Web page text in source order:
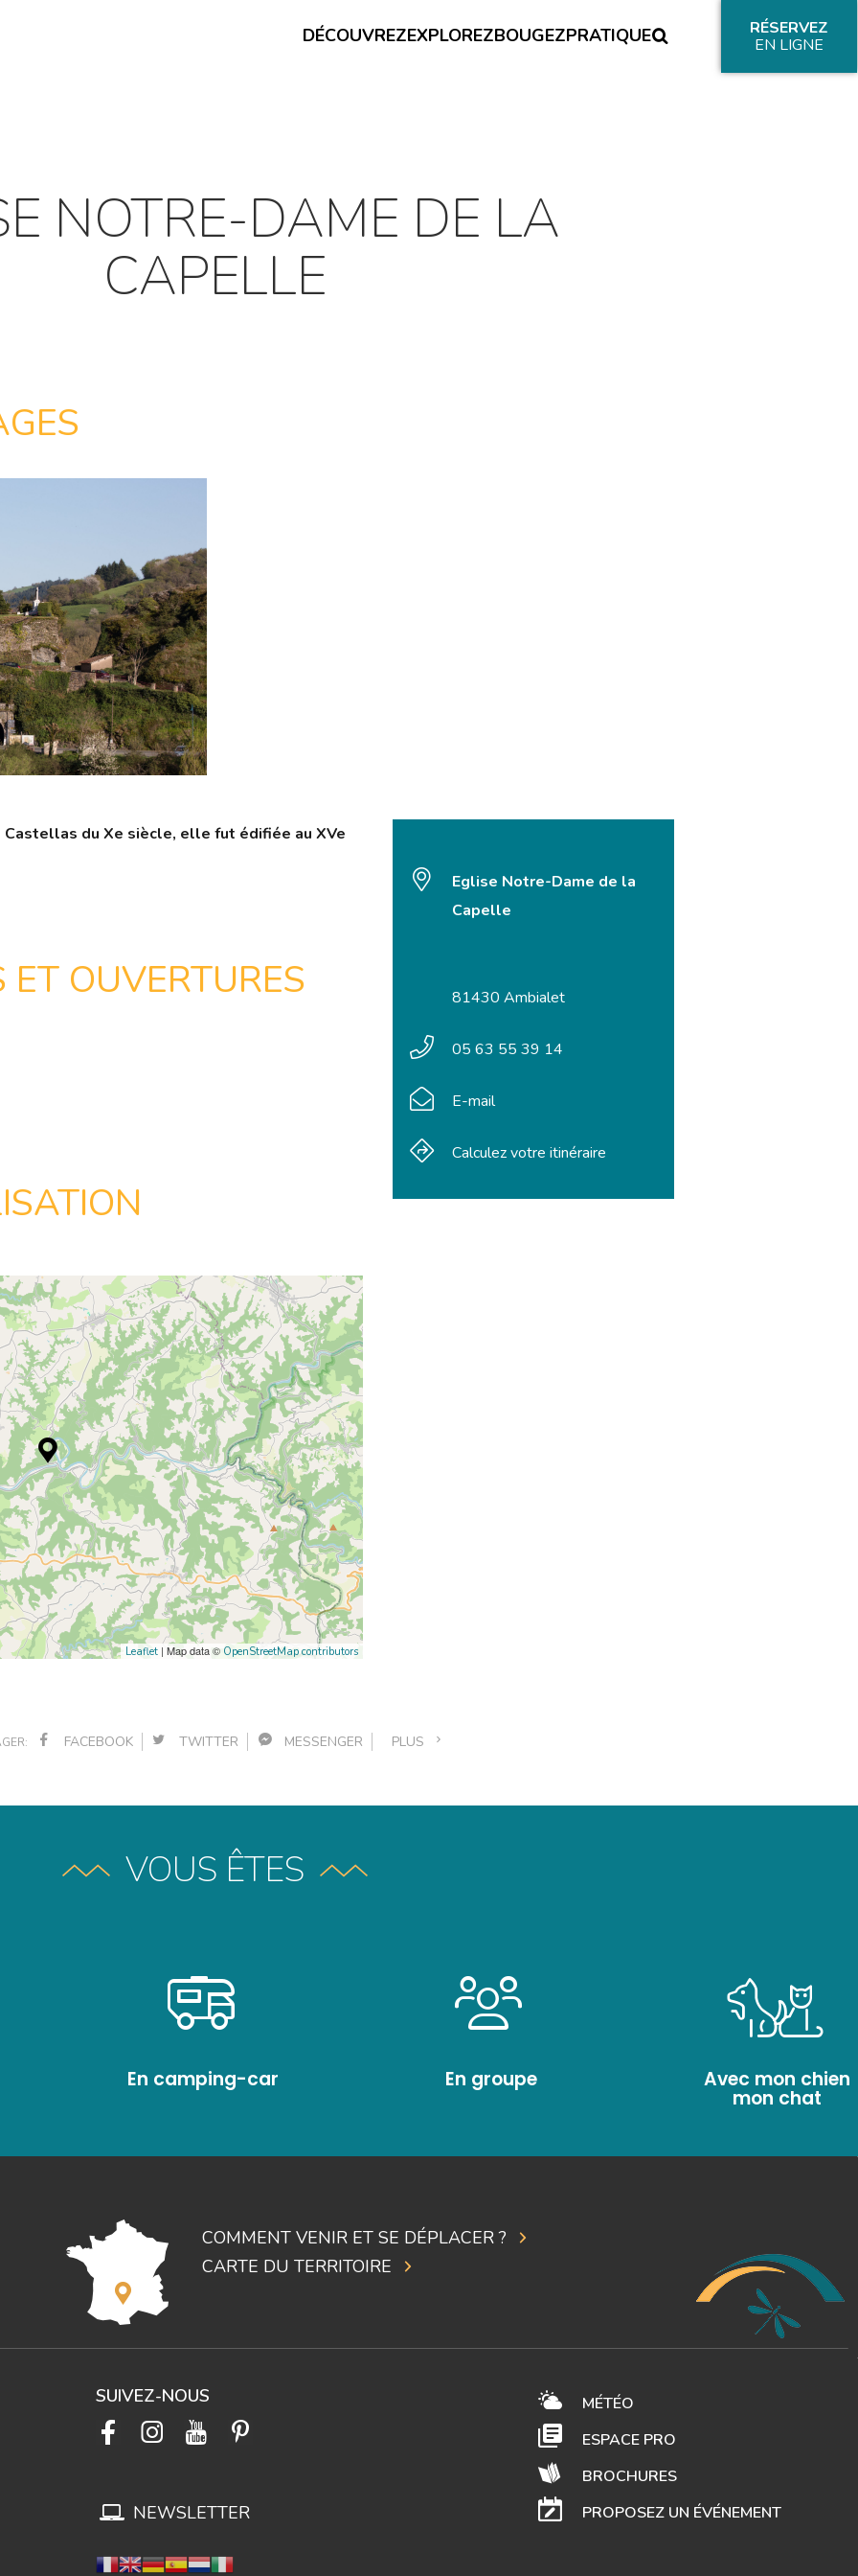
RÉSERVEZ
EN LIGNE
DÉCOUVREZEXPLOREZBOUGEZPRATIQUE
NOTRE-DAME DE LA
CAPELLE
du Xe siècle, elle fut édifiée au XVe
OUVERTURES
Leaflet| Map data © OpenStreetMap contributors
Eglise Notre-Dame de la
Capelle
81430 Ambialet
05 63 55 39 14
E-mail
Calculez votre itinéraire
FACEBOOK TWITTER MESSENGER PLUS
VOUS ÊTES
En camping-car En groupe Avec mon chien
mon chat
COMMENT VENIR ET SE DÉPLACER ?
CARTE DU TERRITOIRE
SUIVEZ-NOUS
NEWSLETTER
MÉTÉO
ESPACE PRO
BROCHURES
PROPOSEZ UN ÉVÉNEMENT